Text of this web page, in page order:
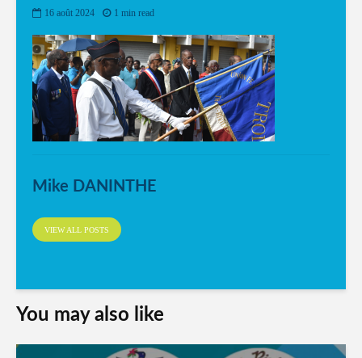
16 août 2024 1 min read
Mike DANINTHE
VIEW ALL POSTS
You may also like